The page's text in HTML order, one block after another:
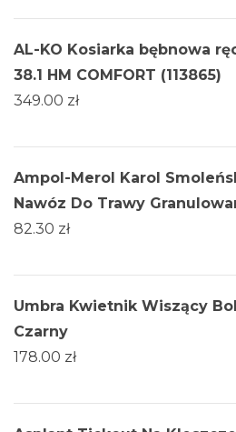
AL-KO Kosiarka bębnowa
38.1 HM COMFORT (113865)
349.00 zł
Ampol-Merol Karol
Nawóz Do Trawy
82.30 zł
Umbra Kwietnik Wiszący
Czarny
178.00 zł